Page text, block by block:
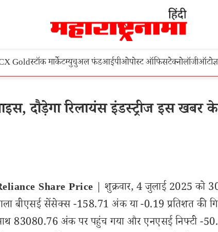
Goldस्टॉक मार्केटम्युचुअल फंडआईपीओपोस्ट ऑफिसटेक्नोलॉजीऑटो
दौड़ेगा रिलायंस इंडस्ट्रीज इस खबर
Share Price | शुक्रवार, 4 जुलाई 2025 को
बीएसई सेंसेक्स -158.71 अंक या -0.19 प्रतिशत की
83080.76 अंक पर पहुंच गया और एनएसई निफ्टी -